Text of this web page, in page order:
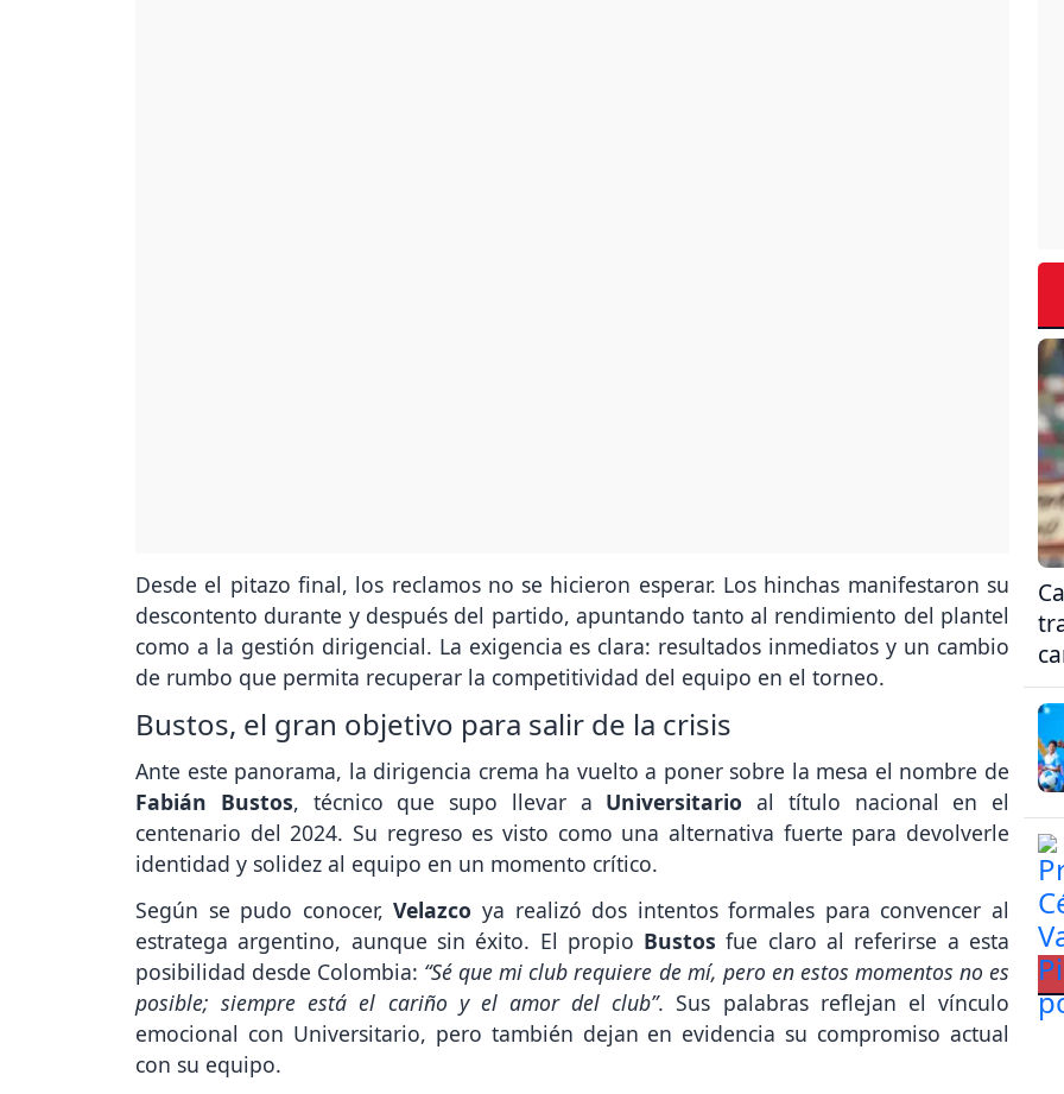
Desde el pitazo final, los reclamos no se hicieron esperar. Los hinchas manifestaron su
descontento durante y después del partido, apuntando tanto al rendimiento del plantel
como a la gestión dirigencial. La exigencia es clara: resultados inmediatos y un cambio
de rumbo que permita recuperar la competitividad del equipo en el torneo.
Bustos, el gran objetivo para salir de la crisis
Ante este panorama, la dirigencia crema ha vuelto a poner sobre la mesa el nombre de
Fabián Bustos, técnico que supo llevar a Universitario al título nacional en el
centenario del 2024. Su regreso es visto como una alternativa fuerte para devolverle
identidad y solidez al equipo en un momento crítico.
Según se pudo conocer,Velazco ya realizó dos intentos formales para convencer al
estratega argentino, aunque sin éxito. El propio Bustosfue claro al referirse a esta
posibilidad desde Colombia: “Sé que mi club requiere de mí, pero en estos momentos no es
posible; siempre está el cariño y el amor del club”. Sus palabras reflejan el vínculo
emocional con Universitario, pero también dejan en evidencia su compromiso actual
con su equipo.